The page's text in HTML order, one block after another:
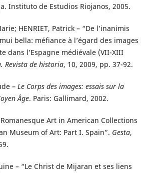
Instituto de Estudios Riojanos, 2005.
HENRIET, Patrick – “De l’inanimis
bella: méfiance à l’égard des images
dans l’Espagne médiévale (VII-XIII
Revista de historia, 10, 2009, pp. 37-92.
– Le Corps des images: essais sur la
Âge. Paris: Gallimard, 2002.
Art in American Collections
Museum of Art: Part I. Spain”. Gesta,
– “Le Christ de Mijaran et ses liens